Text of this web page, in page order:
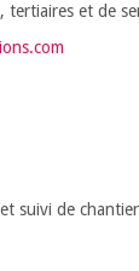
tertiaires et de
et suivi de